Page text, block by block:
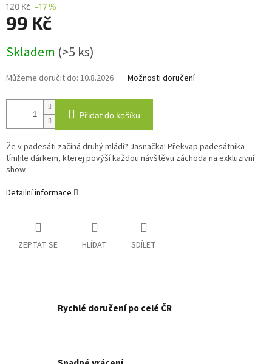
120 Kč –17 %
99 Kč
cena:
Skladem (>5 ks)
Můžeme doručit do: 10.8.2026 Možnosti doručení
Přidat do košíku
Že v padesáti začíná druhý mládí? Jasnačka! Překvap padesátníka
tímhle dárkem, kterej povýší každou návštěvu záchoda na exkluzivní
show.
Detailní informace
ZEPTAT SE HLÍDAT SDÍLET
Rychlé doručení po celé ČR